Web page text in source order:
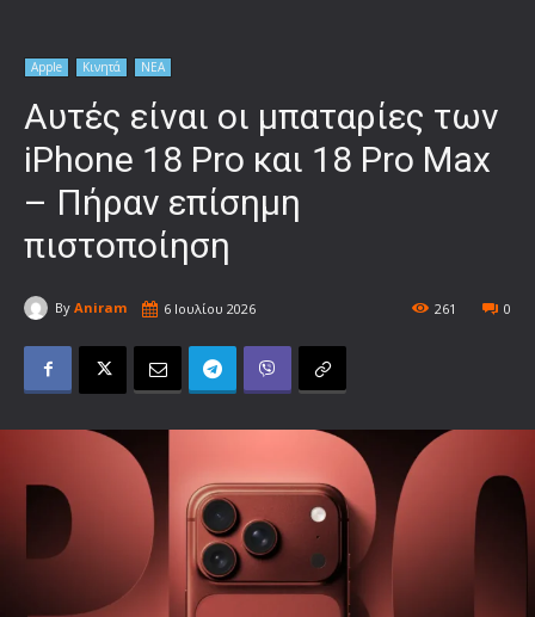
Apple Κινητά ΝΕΑ
Αυτές είναι οι μπαταρίες των
iPhone 18 Pro και 18 Pro Max
– Πήραν επίσημη
πιστοποίηση
By Aniram 6 Ιουλίου 2026 0
261